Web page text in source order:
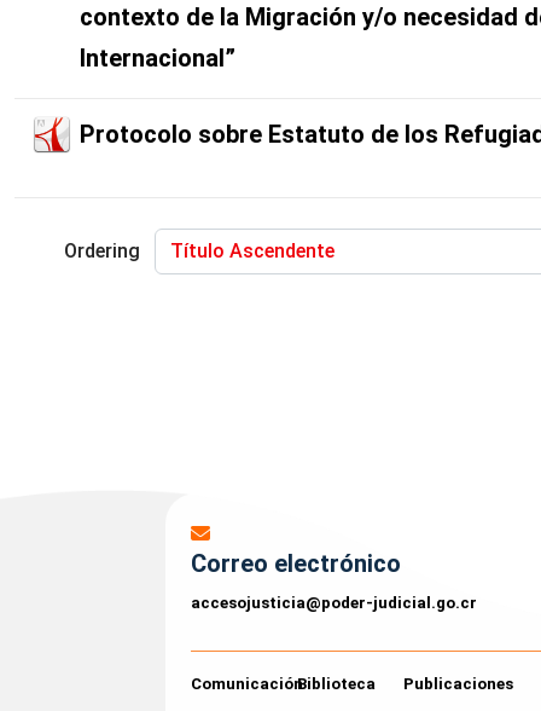
contexto de la Migración y/o necesidad
Internacional”
Protocolo sobre Estatuto de los
Ordering
Correo electrónico
accesojusticia@poder-judicial.go.cr
ComunicaciónBiblioteca Publicaciones